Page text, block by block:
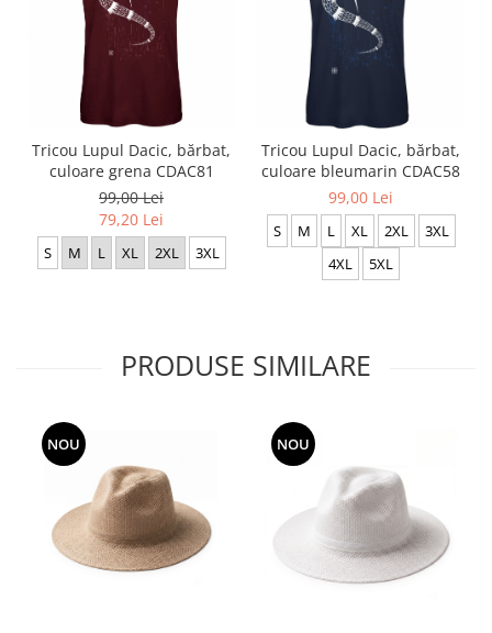
Tricou Lupul Dacic, bărbat,
culoare grena CDAC81
99,00 Lei
79,20 Lei
S M L XL 2XL 3XL
Tricou Lupul Dacic, bărbat,
culoare bleumarin CDAC58
99,00 Lei
S M L XL 2XL
3XL
4XL
5XL
PRODUSE SIMILARE
NOU NOU